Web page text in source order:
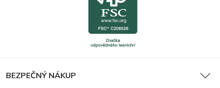
BEZPEČNÝ NÁKUP